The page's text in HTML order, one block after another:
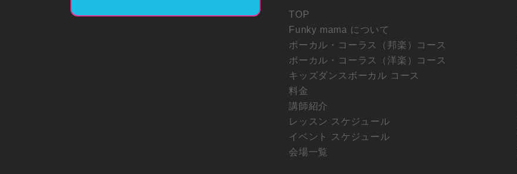
TOP
Funky mama について
ボーカル・コーラス（邦楽）コース
ボーカル・コーラス（洋楽）コース
キッズダンスボーカル コース
料金
講師紹介
レッスン スケジュール
イベント スケジュール
会場一覧